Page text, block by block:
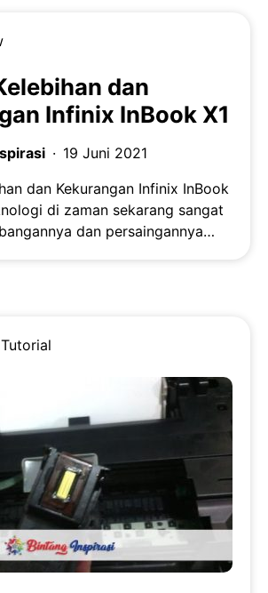
dan
Infinix InBook X1
19 Juni 2021
dan Kekurangan Infinix InBook
di zaman sekarang sangat
dan persaingannya…